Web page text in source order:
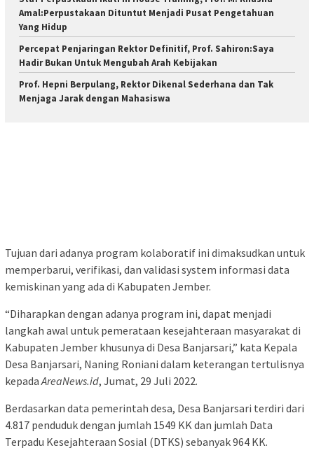
Amal:Perpustakaan Dituntut Menjadi Pusat Pengetahuan
Yang Hidup
Percepat Penjaringan Rektor Definitif, Prof. Sahiron:Saya
Hadir Bukan Untuk Mengubah Arah Kebijakan
Prof. Hepni Berpulang, Rektor Dikenal Sederhana dan Tak
Menjaga Jarak dengan Mahasiswa
Tujuan dari adanya program kolaboratif ini dimaksudkan untuk
memperbarui, verifikasi, dan validasi system informasi data
kemiskinan yang ada di Kabupaten Jember.
“Diharapkan dengan adanya program ini, dapat menjadi
langkah awal untuk pemerataan kesejahteraan masyarakat di
Kabupaten Jember khusunya di Desa Banjarsari,” kata Kepala
Desa Banjarsari, Naning Roniani dalam keterangan tertulisnya
kepadaAreaNews.id, Jumat, 29 Juli 2022.
Berdasarkan data pemerintah desa, Desa Banjarsari terdiri dari
4.817 penduduk dengan jumlah 1549 KK dan jumlah Data
Terpadu Kesejahteraan Sosial (DTKS) sebanyak 964 KK.